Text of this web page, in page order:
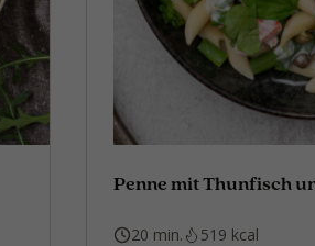
Penne mit Thunfisch
20 min. 519 kcal